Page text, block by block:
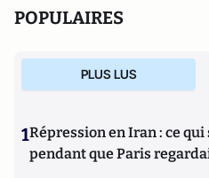
POPULAIRES
PLUS LUS
1Répression en Iran : ce
pendant que Paris